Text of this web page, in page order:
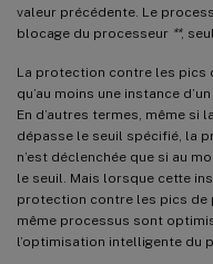
valeur précédente. Le
blocage du processeur **,
La protection contre les pics
qu’au moins une instance
En d’autres termes, même
dépasse le seuil spécifié, la
n’est déclenchée que si au
le seuil. Mais lorsque cette
protection contre les pics de
même processus sont
l’optimisation intelligente du